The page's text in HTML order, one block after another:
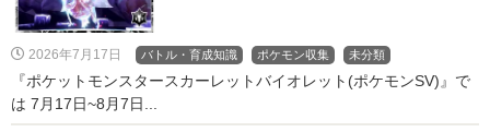
2026年7月17日 バトル・育成知識 ポケモン収集 未分類
『ポケットモンスタースカーレットバイオレット(ポケモンSV)』で
は 7月17日~8月7日...